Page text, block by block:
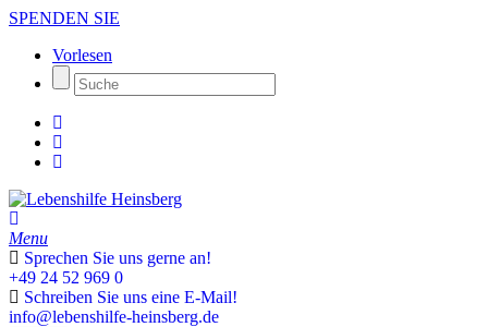
SPENDEN SIE
Vorlesen
Menu
Sprechen Sie uns gerne an!
+49 24 52 969 0
Schreiben Sie uns eine E-Mail!
info@lebenshilfe-heinsberg.de